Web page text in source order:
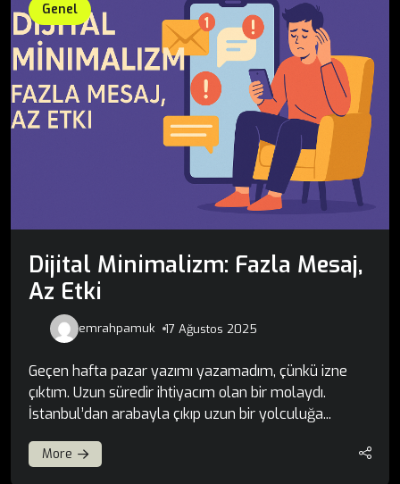
Genel
Dijital Minimalizm: Fazla Mesaj,
Az Etki
emrahpamuk 17 Ağustos 2025
Geçen hafta pazar yazımı yazamadım, çünkü izne
çıktım. Uzun süredir ihtiyacım olan bir molaydı.
İstanbul’dan arabayla çıkıp uzun bir yolculuğa...
More